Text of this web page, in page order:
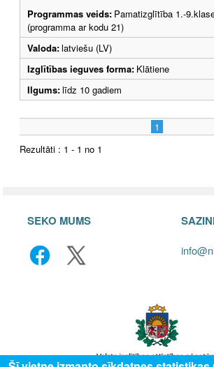
Programmas veids: Pamatizglītība 1.-
(programma ar kodu 21)
Valoda:latviešu (LV)
Izglītības ieguves forma: Klātiene
Ilgums:līdz 10 gadiem
1
Rezultāti : 1 - 1 no 1
SEKO MUMS